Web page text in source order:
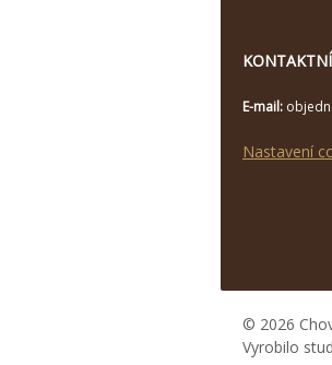
E-mail:
Nastavení
© 2026
Vyrobilo